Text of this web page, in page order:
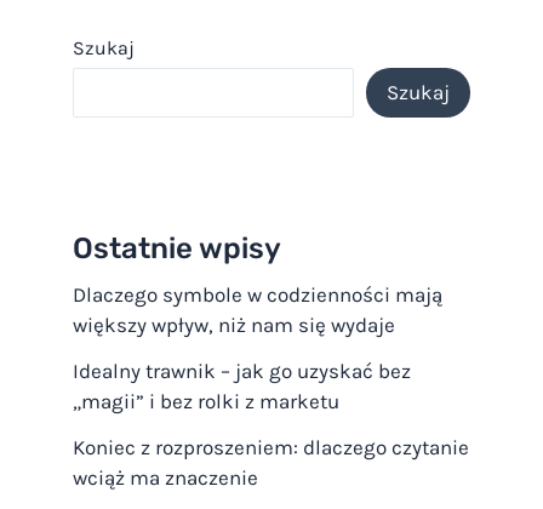
Szukaj
Szukaj
Ostatnie wpisy
Dlaczego symbole w codzienności mają
większy wpływ, niż nam się wydaje
Idealny trawnik – jak go uzyskać bez
„magii” i bez rolki z marketu
Koniec z rozproszeniem: dlaczego czytanie
wciąż ma znaczenie